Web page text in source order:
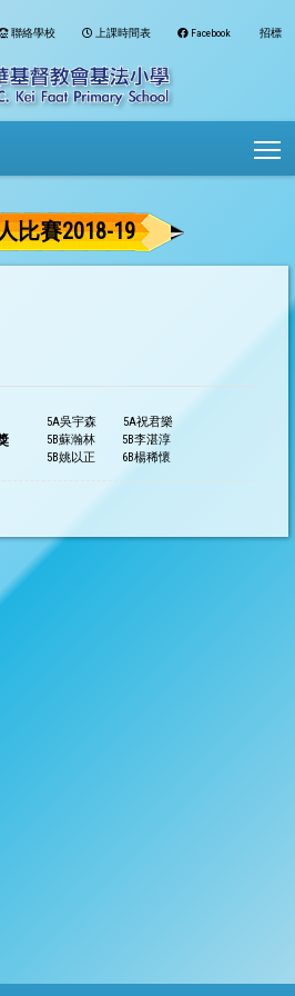
聯絡學校 上課時間表 Facebook 招標
比賽2018-19
5A吳宇森
5A祝君樂
5B蘇瀚林
5B李湛淳
5B姚以正
6B楊稀懷